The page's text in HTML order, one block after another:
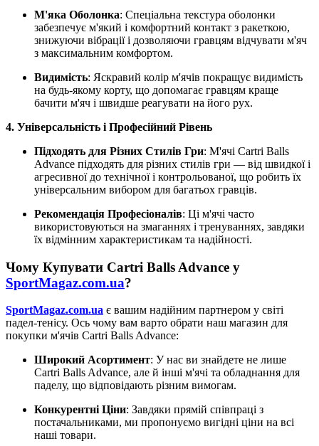
М'яка Оболонка: Спеціальна текстура оболонки
забезпечує м'який і комфортний контакт з ракеткою,
знижуючи вібрації і дозволяючи гравцям відчувати м'яч
з максимальним комфортом.
Видимість: Яскравий колір м'ячів покращує видимість
на будь-якому корту, що допомагає гравцям краще
бачити м'яч і швидше реагувати на його рух.
4. Універсальність і Професійний Рівень
Підходять для Різних Стилів Гри: М'ячі Cartri Balls
Advance підходять для різних стилів гри — від швидкої і
агресивної до технічної і контрольованої, що робить їх
універсальним вибором для багатьох гравців.
Рекомендація Професіоналів: Ці м'ячі часто
використовуються на змаганнях і тренуваннях, завдяки
їх відмінним характеристикам та надійності.
Чому Купувати Cartri Balls Advance у
SportMagaz.com.ua?
SportMagaz.com.ua є вашим надійним партнером у світі
падел-тенісу. Ось чому вам варто обрати наш магазин для
покупки м'ячів Cartri Balls Advance:
Широкий Асортимент: У нас ви знайдете не лише
Cartri Balls Advance, але й інші м'ячі та обладнання для
паделу, що відповідають різним вимогам.
Конкурентні Ціни: Завдяки прямій співпраці з
постачальниками, ми пропонуємо вигідні ціни на всі
наші товари.